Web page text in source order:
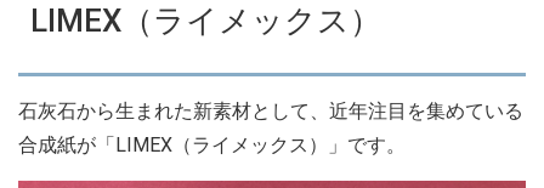
LIMEX（ライメックス）
石灰石から生まれた新素材として、近年注目を集めている
合成紙が「LIMEX（ライメックス）」です。